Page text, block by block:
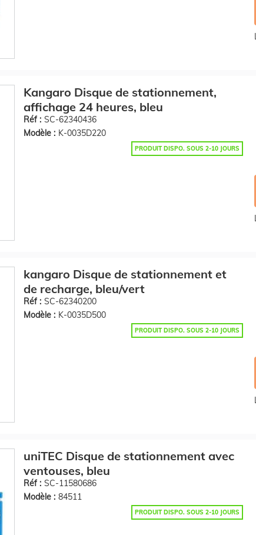
Kangaro Disque de stationnement,
affichage 24 heures, bleu
Réf : SC-62340436
Modèle : K-0035D220
PRODUIT DISPO. SOUS 2-10 JOURS
kangaro Disque de stationnement et
de recharge, bleu/vert
Réf : SC-62340200
Modèle : K-0035D500
PRODUIT DISPO. SOUS 2-10 JOURS
uniTEC Disque de stationnement avec
ventouses, bleu
Réf : SC-11580686
Modèle : 84511
PRODUIT DISPO. SOUS 2-10 JOURS